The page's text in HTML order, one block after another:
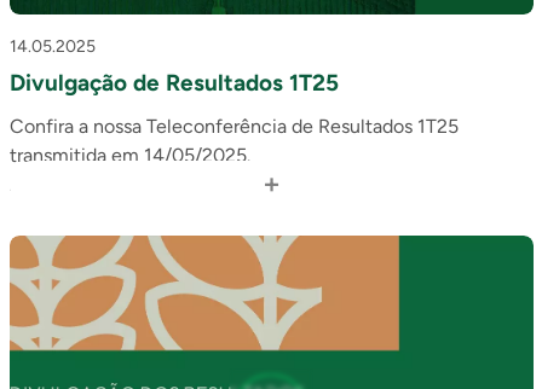
14.05.2025
Divulgação de Resultados 1T25
Confira a nossa Teleconferência de Resultados 1T25
transmitida em 14/05/2025.
Acesse o release: https://api.mziq.com/mzfilemanager/v2…
+